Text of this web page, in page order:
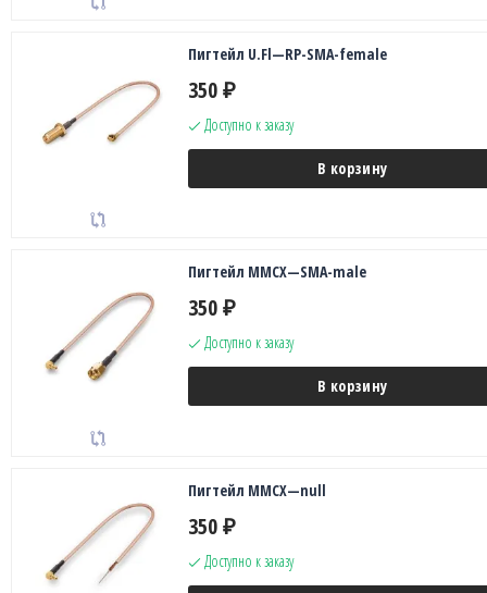
Пигтейл U.Fl—RP-SMA-female
350 ₽
Доступно к заказу
В корзину
Пигтейл MMCX—SMA-male
350 ₽
Доступно к заказу
В корзину
Пигтейл MMCX—null
350 ₽
Доступно к заказу